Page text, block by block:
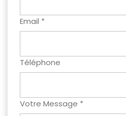
Email *
Téléphone
Votre Message *